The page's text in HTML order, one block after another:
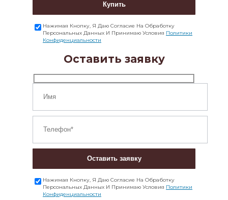
Купить
Нажимая Кнопку, Я Даю Согласие На Обработку
Персональных Данных И Принимаю Условия Политики
Конфиденциальности
Оставить заявку
Оставить заявку
Нажимая Кнопку, Я Даю Согласие На Обработку
Персональных Данных И Принимаю Условия Политики
Конфиденциальности